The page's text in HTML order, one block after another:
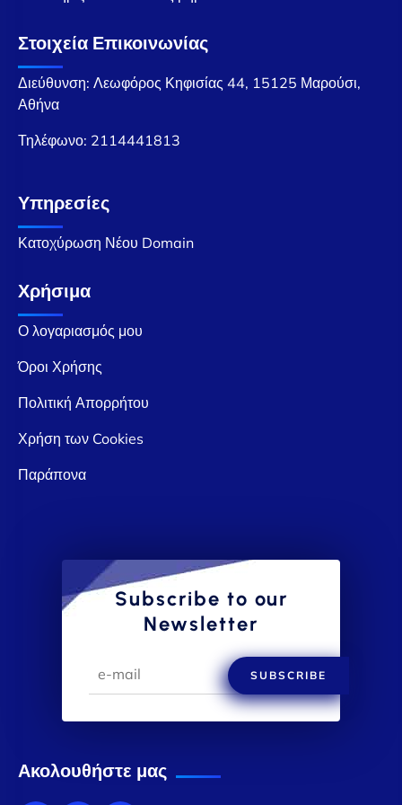
Στοιχεία Επικοινωνίας
Διεύθυνση: Λεωφόρος Κηφισίας 44, 15125 Μαρούσι,
Αθήνα
Τηλέφωνο: 2114441813
Υπηρεσίες
Κατοχύρωση Νέου Domain
Χρήσιμα
Ο λογαριασμός μου
Όροι Χρήσης
Πολιτική Απορρήτου
Χρήση των Cookies
Παράπονα
Subscribe to our
Newsletter
SUBSCRIBE
Ακολουθήστε μας